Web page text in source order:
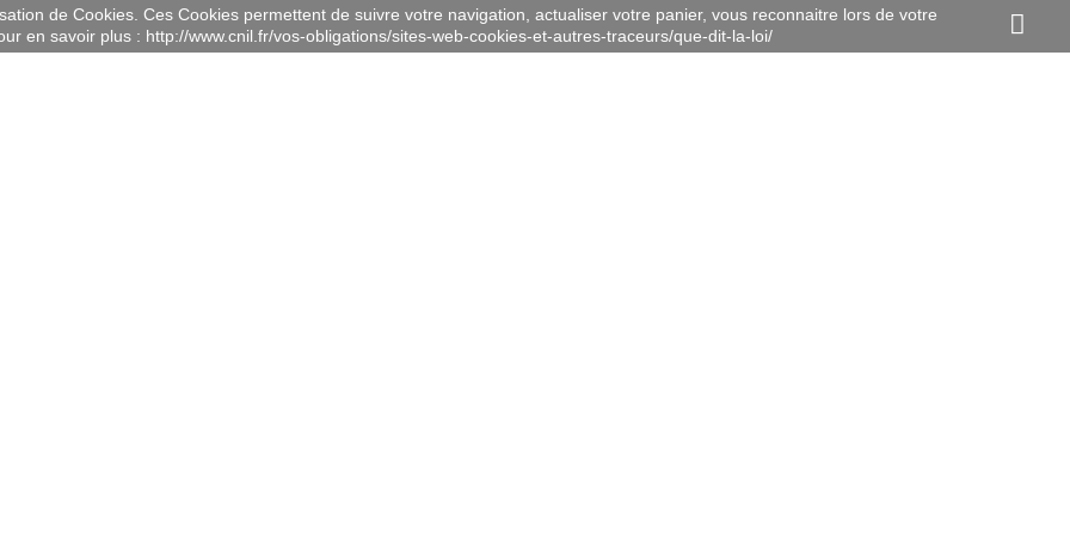
de Cookies. Ces Cookies permettent de suivre votre navigation, actualiser votre panier, vous reconnaitre lors de votre
en savoir plus : http://www.cnil.fr/vos-obligations/sites-web-cookies-et-autres-traceurs/que-dit-la-loi/